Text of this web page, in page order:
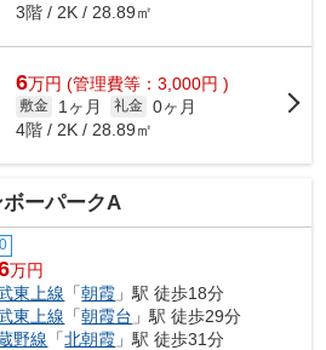
3階 / 2K / 28.89㎡
6万円 (管理費等：3,000円 )
敷金 1ヶ月 礼金 0ヶ月
4階 / 2K / 28.89㎡
ボーパークA
万円
東上線 「朝霞 」駅 徒歩18分
東上線 「朝霞台 」駅 徒歩29分
野線 「北朝霞 」駅 徒歩31分